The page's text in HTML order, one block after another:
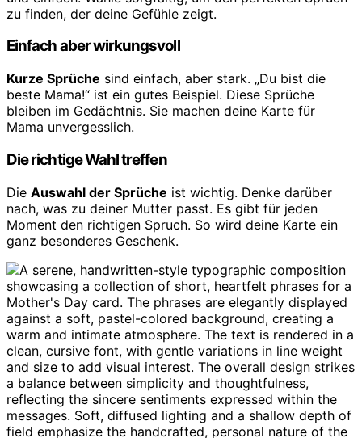
zu finden, der deine Gefühle zeigt.
Einfach aber wirkungsvoll
Kurze Sprüche sind einfach, aber stark. „Du bist die
beste Mama!“ ist ein gutes Beispiel. Diese Sprüche
bleiben im Gedächtnis. Sie machen deine Karte für
Mama unvergesslich.
Die richtige Wahl treffen
Die Auswahl der Sprüche ist wichtig. Denke darüber
nach, was zu deiner Mutter passt. Es gibt für jeden
Moment den richtigen Spruch. So wird deine Karte ein
ganz besonderes Geschenk.